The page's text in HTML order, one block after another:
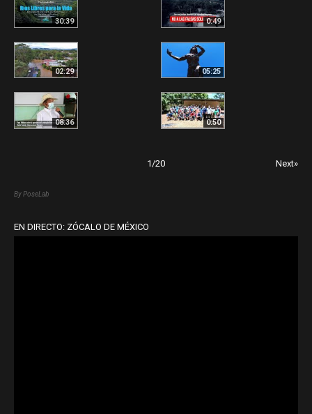
30:39 0:49
02:29 05:25
08:36 0:50
1 /20 Next»
By PoseLab
EN DIRECTO: ZÓCALO DE MÉXICO